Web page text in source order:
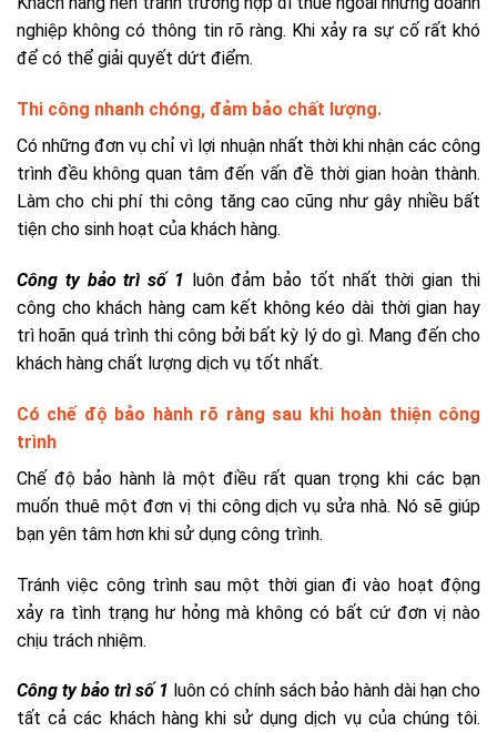
nghiệp không có thông tin rõ ràng. Khi xảy ra sự cố rất khó
để có thể giải quyết dứt điểm.
Thi công nhanh chóng, đảm bảo chất lượng.
Có những đơn vụ chỉ vì lợi nhuận nhất thời khi nhận các công
trình đều không quan tâm đến vấn đề thời gian hoàn thành.
Làm cho chi phí thi công tăng cao cũng như gây nhiều bất
tiện cho sinh hoạt của khách hàng.
Công ty bảo trì số 1 luôn đảm bảo tốt nhất thời gian thi
công cho khách hàng cam kết không kéo dài thời gian hay
trì hoãn quá trình thi công bởi bất kỳ lý do gì. Mang đến cho
khách hàng chất lượng dịch vụ tốt nhất.
Có chế độ bảo hành rõ ràng sau khi hoàn thiện công
trình
Chế độ bảo hành là một điều rất quan trọng khi các bạn
muốn thuê một đơn vị thi công dịch vụ sửa nhà. Nó sẽ giúp
bạn yên tâm hơn khi sử dụng công trình.
Tránh việc công trình sau một thời gian đi vào hoạt động
xảy ra tình trạng hư hỏng mà không có bất cứ đơn vị nào
chịu trách nhiệm.
Công ty bảo trì số 1 luôn có chính sách bảo hành dài hạn cho
tất cả các khách hàng khi sử dụng dịch vụ của chúng tôi.